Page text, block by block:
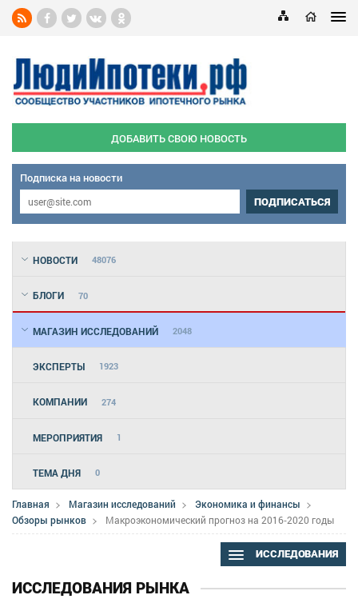
ДОБАВИТЬ СВОЮ НОВОСТЬ
Подписка на новости
ПОДПИСАТЬСЯ
НОВОСТИ 48076
БЛОГИ 70
МАГАЗИН ИССЛЕДОВАНИЙ 2048
ЭКСПЕРТЫ 1923
КОМПАНИИ 274
МЕРОПРИЯТИЯ 1
ТЕМА ДНЯ 0
Главная Магазин исследований
Экономика и финансы
Обзоры рынков
Макроэкономический прогноз на 2016‐2020 годы
ИССЛЕДОВАНИЯ
ИССЛЕДОВАНИЯ РЫНКА